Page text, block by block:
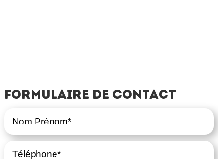
Formulaire de contact